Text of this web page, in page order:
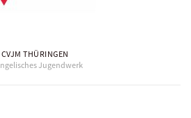
CVJM THÜRINGEN
Jugendwerk